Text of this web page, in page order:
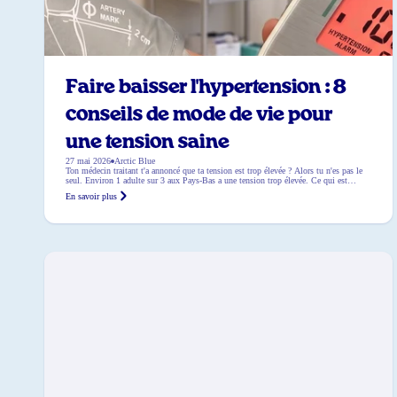
Faire baisser l'hypertension : 8
conseils de mode de vie pour
une tension saine
27 mai 2026 Arctic Blue
Ton médecin traitant t'a annoncé que ta tension est trop élevée ? Alors tu n'es pas le
seul. Environ 1 adulte sur 3 aux Pays-Bas a une tension trop élevée. Ce qui est
embêtant, c'est que souvent tu ne remarques rien, alors que pendant ce temps ton
cœur travaille plus dur que ce qui est bon pour toi. Heureusement […]
En savoir plus